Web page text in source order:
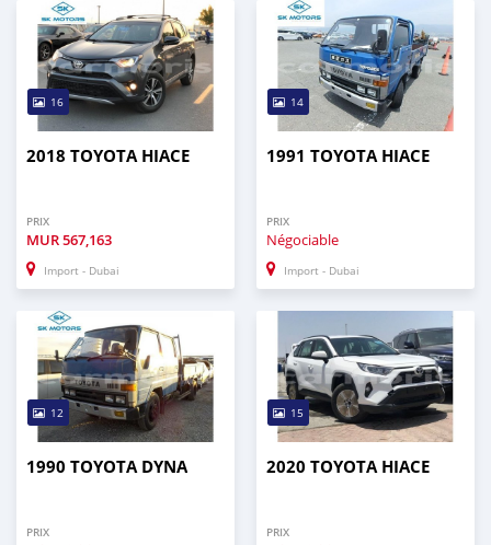
16
2018 TOYOTA HIACE
PRIX
MUR567,163
Import - Dubai
14
1991 TOYOTA HIACE
PRIX
Négociable
Import - Dubai
12
1990 TOYOTA DYNA
PRIX
15
2020 TOYOTA HIACE
PRIX